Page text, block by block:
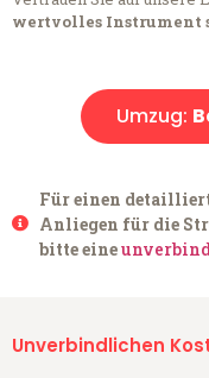
wertvolles Instrument
Umzug:
Für einen
Anliegen für die
bitte eine
Unverbindlichen